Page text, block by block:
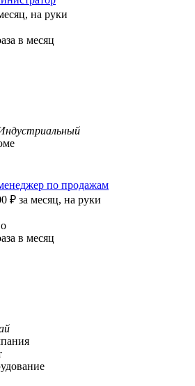
на руки
в месяц
по продажам
₽ за месяц, на руки
в месяц